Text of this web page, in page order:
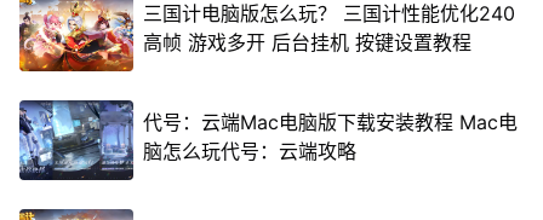
三国计电脑版怎么玩？ 三国计性能优化240
高帧 游戏多开 后台挂机 按键设置教程
代号：云端Mac电脑版下载安装教程 Mac电
脑怎么玩代号：云端攻略